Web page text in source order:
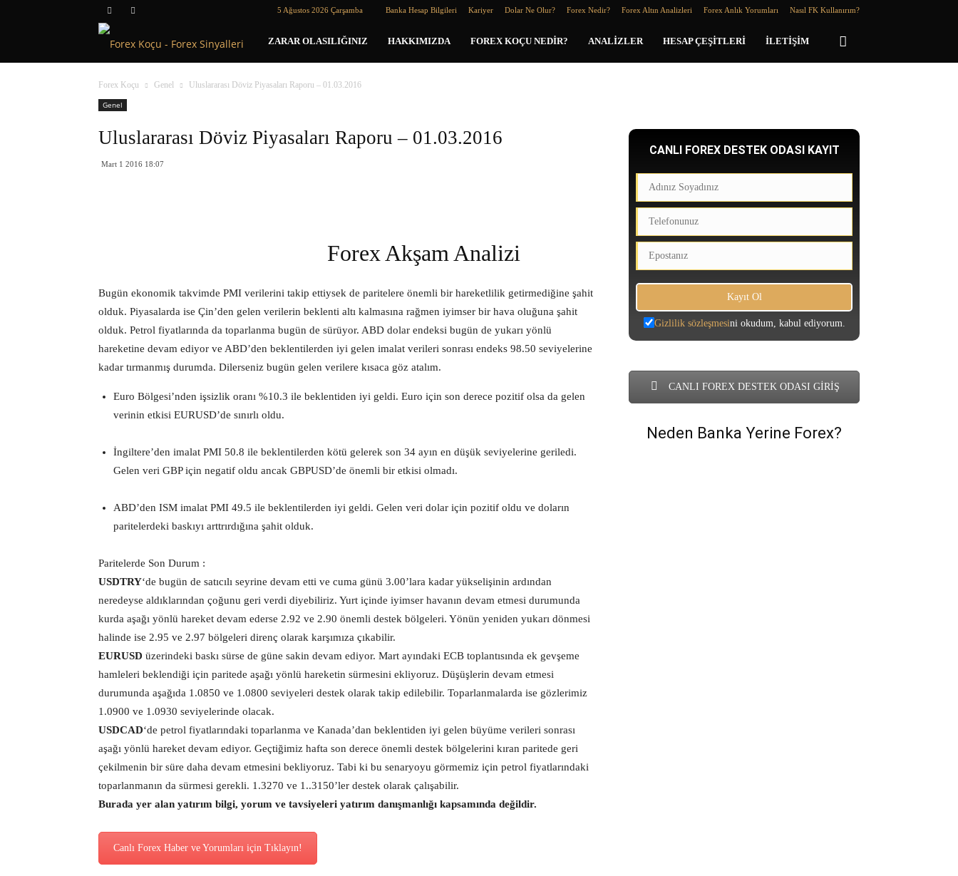
5 Ağustos 2026 Çarşamba Banka Hesap Bilgileri Kariyer Dolar Ne Olur? Forex Nedir? Forex Altın Analizleri Forex Anlık Yorumları Nasıl FK Kullanırım?
Forex
Koçu
ZARAR OLASILIĞINIZ HAKKIMIZDA FOREX KOÇU NEDIR? ANALIZLER HESAP ÇEŞITLERI İLETIŞIM
Forex Koçu Genel
Uluslararası Döviz Piyasaları Raporu – 01.03.2016
Genel
Uluslararası Döviz Piyasaları Raporu – 01.03.2016
Mart 1 2016 18:07
Forex Akşam Analizi
Bugün ekonomik takvimde PMI verilerini takip ettiysek de paritelere önemli bir hareketlilik getirmediğine şahit
olduk. Piyasalarda ise Çin’den gelen verilerin beklenti altı kalmasına rağmen iyimser bir hava oluğuna şahit
olduk. Petrol fiyatlarında da toparlanma bugün de sürüyor. ABD dolar endeksi bugün de yukarı yönlü
hareketine devam ediyor ve ABD’den beklentilerden iyi gelen imalat verileri sonrası endeks 98.50 seviyelerine
kadar tırmanmış durumda. Dilerseniz bugün gelen verilere kısaca göz atalım.
Euro Bölgesi’nden işsizlik oranı %10.3 ile beklentiden iyi geldi. Euro için son derece pozitif olsa da gelen
verinin etkisi EURUSD’de sınırlı oldu.
İngiltere’den imalat PMI 50.8 ile beklentilerden kötü gelerek son 34 ayın en düşük seviyelerine geriledi.
Gelen veri GBP için negatif oldu ancak GBPUSD’de önemli bir etkisi olmadı.
ABD’den ISM imalat PMI 49.5 ile beklentilerden iyi geldi. Gelen veri dolar için pozitif oldu ve doların
paritelerdeki baskıyı arttrırdığına şahit olduk.
Paritelerde Son Durum :
USDTRY‘de bugün de satıcılı seyrine devam etti ve cuma günü 3.00’lara kadar yükselişinin ardından
neredeyse aldıklarından çoğunu geri verdi diyebiliriz. Yurt içinde iyimser havanın devam etmesi durumunda
kurda aşağı yönlü hareket devam ederse 2.92 ve 2.90 önemli destek bölgeleri. Yönün yeniden yukarı dönmesi
halinde ise 2.95 ve 2.97 bölgeleri direnç olarak karşımıza çıkabilir.
EURUSD üzerindeki baskı sürse de güne sakin devam ediyor. Mart ayındaki ECB toplantısında ek gevşeme
hamleleri beklendiği için paritede aşağı yönlü hareketin sürmesini ekliyoruz. Düşüşlerin devam etmesi
durumunda aşağıda 1.0850 ve 1.0800 seviyeleri destek olarak takip edilebilir. Toparlanmalarda ise gözlerimiz
1.0900 ve 1.0930 seviyelerinde olacak.
USDCAD‘de petrol fiyatlarındaki toparlanma ve Kanada’dan beklentiden iyi gelen büyüme verileri sonrası
aşağı yönlü hareket devam ediyor. Geçtiğimiz hafta son derece önemli destek bölgelerini kıran paritede geri
çekilmenin bir süre daha devam etmesini bekliyoruz. Tabi ki bu senaryoyu görmemiz için petrol fiyatlarındaki
toparlanmanın da sürmesi gerekli. 1.3270 ve 1..3150’ler destek olarak çalışabilir.
Burada yer alan yatırım bilgi, yorum ve tavsiyeleri yatırım danışmanlığı kapsamında değildir.
Canlı Forex Haber ve Yorumları için Tıklayın!
CANLI FOREX DESTEK ODASI KAYIT
Gizlilik sözleşmesini okudum, kabul ediyorum.
CANLI FOREX DESTEK ODASI GİRİŞ
Neden Banka Yerine Forex?